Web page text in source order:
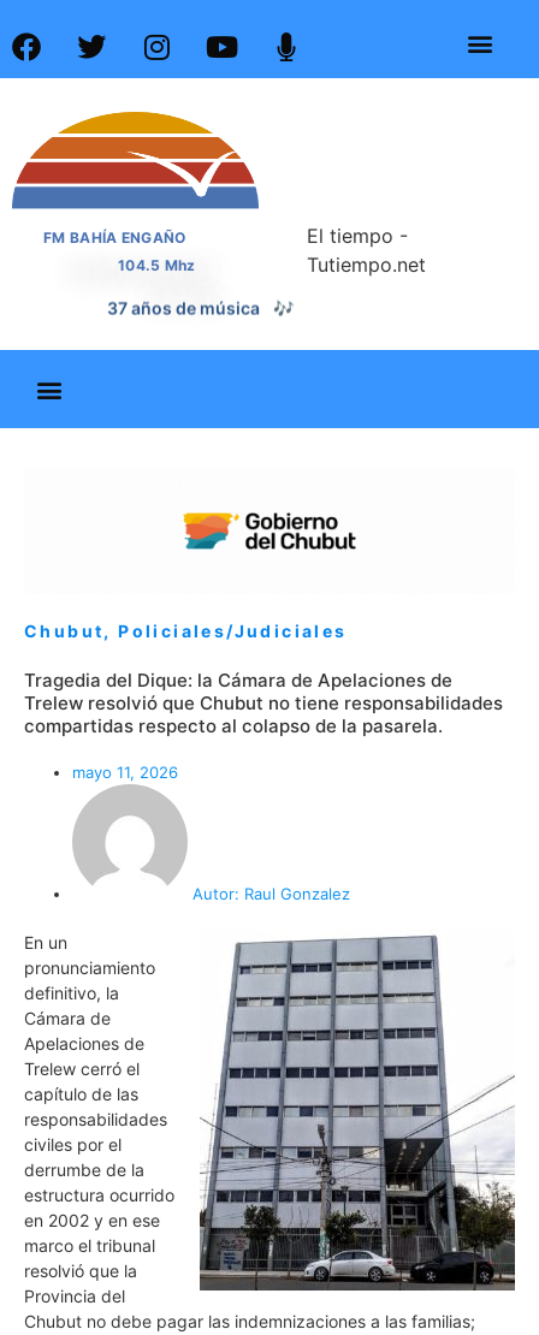
FM BAHÍA ENGAÑO
104.5 Mhz
37 años de noticias 📰
El tiempo -
Tutiempo.net
Chubut,Policiales/Judiciales
Tragedia del Dique: la Cámara de Apelaciones de
Trelew resolvió que Chubut no tiene responsabilidades
compartidas respecto al colapso de la pasarela.
mayo 11, 2026
Autor: Raul Gonzalez
En un
pronunciamiento
definitivo, la
Cámara de
Apelaciones de
Trelew cerró el
capítulo de las
responsabilidades
civiles por el
derrumbe de la
estructura ocurrido
en 2002 y en ese
marco el tribunal
resolvió que la
Provincia del
Chubut no debe pagar las indemnizaciones a las familias;